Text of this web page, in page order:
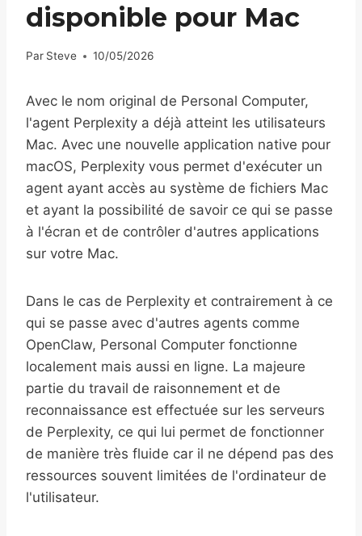
disponible pour Mac
Par Steve 10/05/2026
Avec le nom original de Personal Computer,
l'agent Perplexity a déjà atteint les utilisateurs
Mac. Avec une nouvelle application native pour
macOS, Perplexity vous permet d'exécuter un
agent ayant accès au système de fichiers Mac
et ayant la possibilité de savoir ce qui se passe
à l'écran et de contrôler d'autres applications
sur votre Mac.
Dans le cas de Perplexity et contrairement à ce
qui se passe avec d'autres agents comme
OpenClaw, Personal Computer fonctionne
localement mais aussi en ligne. La majeure
partie du travail de raisonnement et de
reconnaissance est effectuée sur les serveurs
de Perplexity, ce qui lui permet de fonctionner
de manière très fluide car il ne dépend pas des
ressources souvent limitées de l'ordinateur de
l'utilisateur.